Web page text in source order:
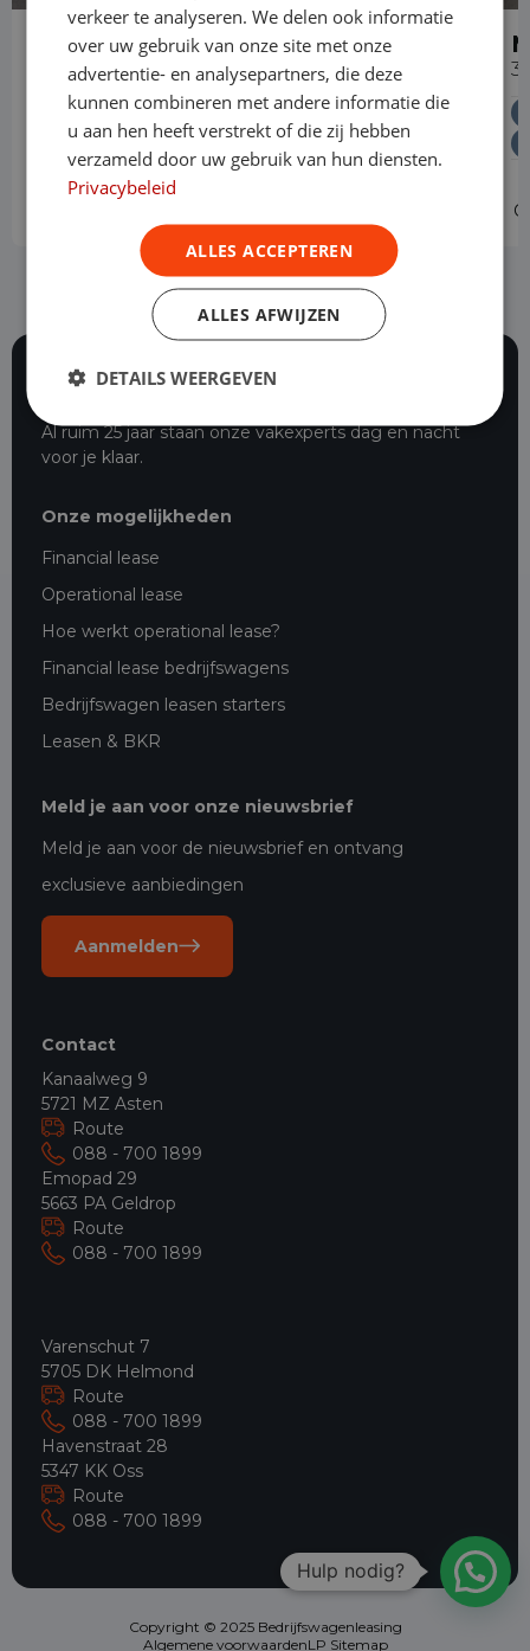
Mercedes-Benz Vito
114 CDI L2 Select Automaat Dubbele
Diesel Automaat
Levering door heel Nederland
Vrije toegang milieuzones tot 2030
Al ruim 25 jaar staan onze vakexperts dag en nacht
voor je klaar.
Onze mogelijkheden
Financial lease
Operational lease
Hoe werkt operational lease?
Financial lease bedrijfswagens
Bedrijfswagen leasen starters
Leasen & BKR
Meld je aan voor onze nieuwsbrief
Meld je aan voor de nieuwsbrief en ontvang
exclusieve aanbiedingen
Aanmelden
Contact
Kanaalweg 9
5721 MZ Asten
Route
088 - 700 1899
Emopad 29
5663 PA Geldrop
Route
088 - 700 1899
Varenschut 7
5705 DK Helmond
Route
088 - 700 1899
Havenstraat 28
5347 KK Oss
Route
088 - 700 1899
Copyright © 2025 Bedrijfswagenleasing
Algemene voorwaardenLP Sitemap
Hulp nodig?
verkeer te analyseren. We delen ook informatie
over uw gebruik van onze site met onze
advertentie- en analysepartners, die deze
kunnen combineren met andere informatie die
u aan hen heeft verstrekt of die zij hebben
verzameld door uw gebruik van hun diensten.
Privacybeleid
ALLES ACCEPTEREN
ALLES AFWIJZEN
DETAILS WEERGEVEN